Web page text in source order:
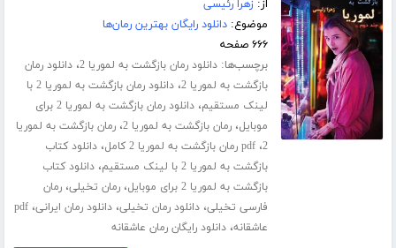
از:زهرا رئیسی
موضوع:دانلود رایگان بهترین رمان‌ها
۶۶۶ صفحه
برچسب‌ها:دانلود رمان بازگشت به لموریا 2 ،دانلود رمان
بازگشت به لموریا 2 ،
دانلود رمان بازگشت به لموریا 2 با
لینک مستقیم،
دانلود رمان بازگشت به لموریا 2 برای
موبایل،رمان بازگشت به لموریا 2 ،رمان بازگشت به لموریا
2،pdf رمان بازگشت به لموریا 2 کامل ،دانلود کتاب
بازگشت به لموریا 2 با لینک مستقیم
،دانلود کتاب
بازگشت به لموریا 2 برای موبایل
،رمان تخیلی،رمان
فارسی تخیلی،دانلود رمان تخیلی،دانلود رمان ایرانی،pdf
عاشقانه،دانلود رایگان رمان عاشقانه